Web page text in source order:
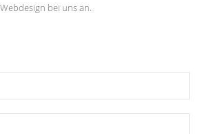
Webdesign bei uns an.